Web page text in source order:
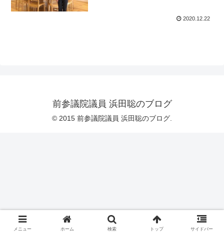
2020.12.22
前参議院議員 浜田聡のブログ
© 2015 前参議院議員 浜田聡のブログ.
メニュー ホーム 検索 トップ サイドバー